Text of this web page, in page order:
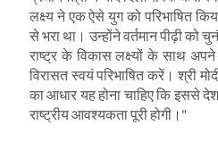
लक्ष्य ने एक ऐसे युग को परिभाषित
से भरा था। उन्होंने वर्तमान पीढ़ी को
राष्ट्र के विकास लक्ष्यों के साथ
विरासत स्वयं परिभाषित करें। श्री
का आधार यह होना चाहिए कि इससे
राष्ट्रीय आवश्यकता पूरी होगी।"